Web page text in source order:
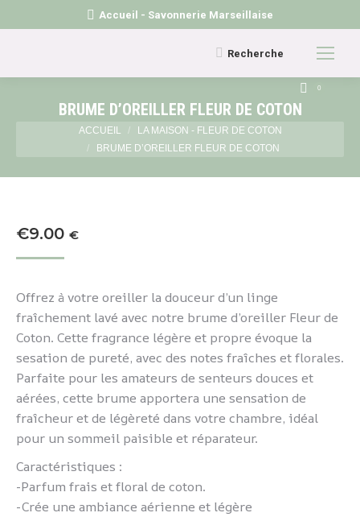
Accueil - Savonnerie Marseillaise
Recherche
:
Recherche
0
BRUME D’OREILLER FLEUR DE COTON
Vous êtes ici :ACCUEIL
LA MAISON - FLEUR DE COTON
BRUME D’OREILLER FLEUR DE COTON
€9.00 €
Offrez à votre oreiller la douceur d’un linge
fraîchement lavé avec notre brume d’oreiller Fleur de
Coton. Cette fragrance légère et propre évoque la
sesation de pureté, avec des notes fraîches et florales.
Parfaite pour les amateurs de senteurs douces et
aérées, cette brume apportera une sensation de
fraîcheur et de légèreté dans votre chambre, idéal
pour un sommeil paisible et réparateur.
Caractéristiques :
-Parfum frais et floral de coton.
-Crée une ambiance aérienne et légère